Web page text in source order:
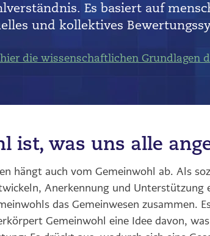
Es basiert auf
und kollektives
die wissenschaftlichen Grundlagen
ist, was uns alle
hängt auch vom Gemeinwohl ab. Als
Anerkennung und
das Gemeinwesen zusammen.
Gemeinwohl eine Idee davon,